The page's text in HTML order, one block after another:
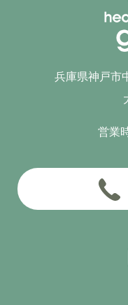
兵庫県神戸市
営業